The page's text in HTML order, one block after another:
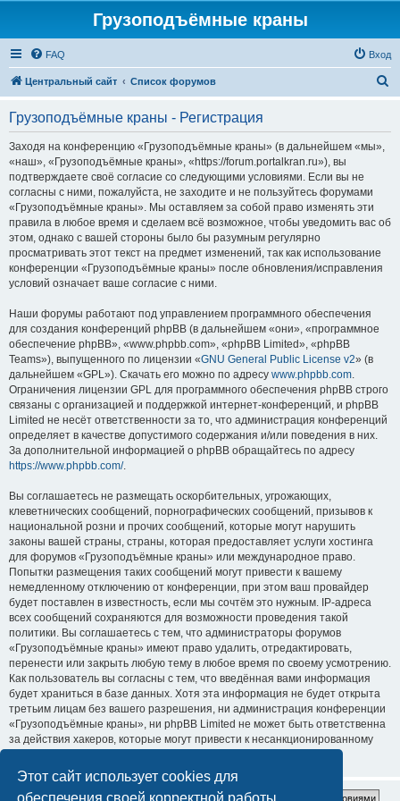
Этот сайт использует cookies для
обеспечения своей корректной работы.
Грузоподъёмные краны
FAQ Вход
Центральный сайт Список форумов
Грузоподъёмные краны - Регистрация
Заходя на конференцию «Грузоподъёмные краны» (в дальнейшем «мы»,
«наш», «Грузоподъёмные краны», «https://forum.portalkran.ru»), вы
подтверждаете своё согласие со следующими условиями. Если вы не
согласны с ними, пожалуйста, не заходите и не пользуйтесь форумами
«Грузоподъёмные краны». Мы оставляем за собой право изменять эти
правила в любое время и сделаем всё возможное, чтобы уведомить вас об
этом, однако с вашей стороны было бы разумным регулярно
просматривать этот текст на предмет изменений, так как использование
конференции «Грузоподъёмные краны» после обновления/исправления
условий означает ваше согласие с ними.
Наши форумы работают под управлением программного обеспечения
для создания конференций phpBB (в дальнейшем «они», «программное
обеспечение phpBB», «www.phpbb.com», «phpBB Limited», «phpBB
Teams»), выпущенного по лицензии «GNU General Public License v2» (в
дальнейшем «GPL»). Скачать его можно по адресу www.phpbb.com.
Ограничения лицензии GPL для программного обеспечения phpBB строго
связаны с организацией и поддержкой интернет-конференций, и phpBB
Limited не несёт ответственности за то, что администрация конференций
определяет в качестве допустимого содержания и/или поведения в них.
За дополнительной информацией о phpBB обращайтесь по адресу
https://www.phpbb.com/.
Вы соглашаетесь не размещать оскорбительных, угрожающих,
клеветнических сообщений, порнографических сообщений, призывов к
национальной розни и прочих сообщений, которые могут нарушить
законы вашей страны, страны, которая предоставляет услуги хостинга
для форумов «Грузоподъёмные краны» или международное право.
Попытки размещения таких сообщений могут привести к вашему
немедленному отключению от конференции, при этом ваш провайдер
будет поставлен в известность, если мы сочтём это нужным. IP-адреса
всех сообщений сохраняются для возможности проведения такой
политики. Вы соглашаетесь с тем, что администраторы форумов
«Грузоподъёмные краны» имеют право удалить, отредактировать,
перенести или закрыть любую тему в любое время по своему усмотрению.
Как пользователь вы согласны с тем, что введённая вами информация
будет храниться в базе данных. Хотя эта информация не будет открыта
третьим лицам без вашего разрешения, ни администрация конференции
«Грузоподъёмные краны», ни phpBB Limited не может быть ответственна
за действия хакеров, которые могут привести к несанкционированному